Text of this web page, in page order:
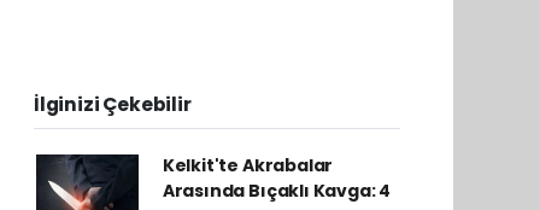
İlginizi Çekebilir
Kelkit'te Akrabalar
Arasında Bıçaklı Kavga: 4